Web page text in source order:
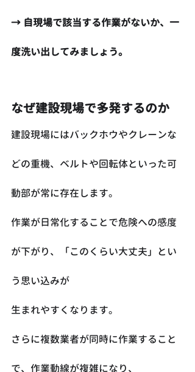
→ 自現場で該当する作業がないか、一
度洗い出してみましょう。
なぜ建設現場で多発するのか
建設現場にはバックホウやクレーンな
どの重機、ベルトや回転体といった可
動部が常に存在します。
作業が日常化することで危険への感度
が下がり、「このくらい大丈夫」とい
う思い込みが
生まれやすくなります。
さらに複数業者が同時に作業すること
で、作業動線が複雑になり、